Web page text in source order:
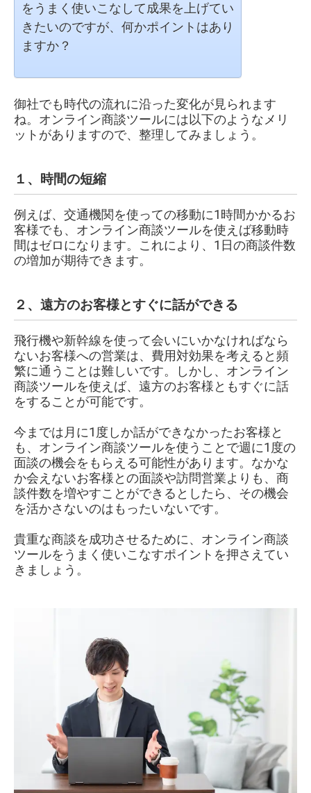
をうまく使いこなして成果を上げてい
きたいのですが、何かポイントはあり
ますか？
御社でも時代の流れに沿った変化が見られます
ね。オンライン商談ツールには以下のようなメリ
ットがありますので、整理してみましょう。
１、時間の短縮
例えば、交通機関を使っての移動に1時間かかるお
客様でも、オンライン商談ツールを使えば移動時
間はゼロになります。これにより、1日の商談件数
の増加が期待できます。
２、遠方のお客様とすぐに話ができる
飛行機や新幹線を使って会いにいかなければなら
ないお客様への営業は、費用対効果を考えると頻
繁に通うことは難しいです。しかし、オンライン
商談ツールを使えば、遠方のお客様ともすぐに話
をすることが可能です。
今までは月に1度しか話ができなかったお客様と
も、オンライン商談ツールを使うことで週に1度の
面談の機会をもらえる可能性があります。なかな
か会えないお客様との面談や訪問営業よりも、商
談件数を増やすことができるとしたら、その機会
を活かさないのはもったいないです。
貴重な商談を成功させるために、オンライン商談
ツールをうまく使いこなすポイントを押さえてい
きましょう。